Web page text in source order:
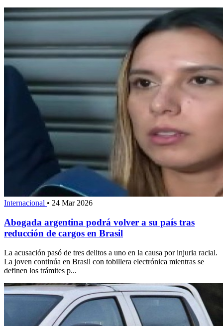
Internacional • 24 Mar 2026
Abogada argentina podrá volver a su país tras
reducción de cargos en Brasil
La acusación pasó de tres delitos a uno en la causa por injuria racial.
La joven continúa en Brasil con tobillera electrónica mientras se
definen los trámites p...